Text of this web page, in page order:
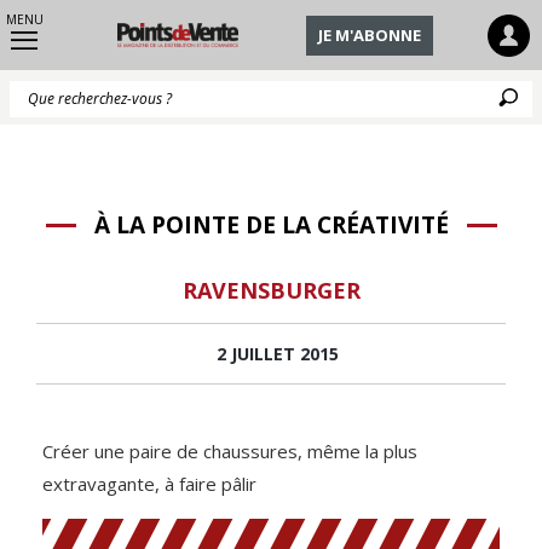
MENU
JE M'ABONNE
À LA POINTE DE LA CRÉATIVITÉ
RAVENSBURGER
2 JUILLET 2015
Créer une paire de chaussures, même la plus
extravagante, à faire pâlir